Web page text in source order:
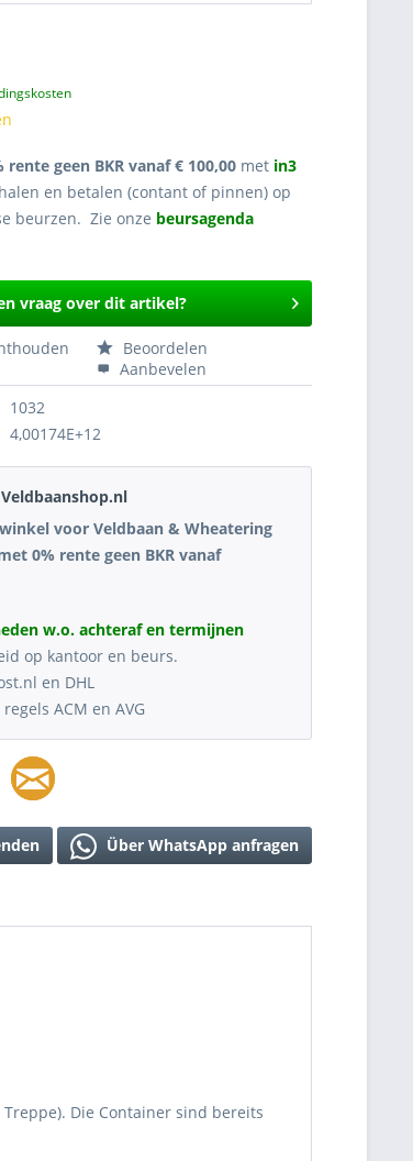
rente geen BKR vanaf € 100,00 met in3
en betalen (contant of pinnen) op
beurzen. Zie onze beursagenda
vraag over dit artikel?
Beoordelen
Aanbevelen
1032
4,00174E+12
voor Veldbaan & Wheatering
0% rente geen BKR vanaf
w.o. achteraf en termijnen
op kantoor en beurs.
en DHL
ACM en AVG
Über WhatsApp anfragen
Die Container sind bereits